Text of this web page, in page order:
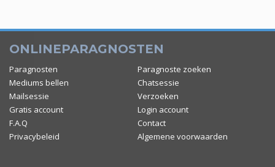
ONLINEPARAGNOSTEN
Paragnosten
Paragnoste zoeken
Mediums bellen
Chatsessie
Mailsessie
Verzoeken
Gratis account
Login account
F.A.Q
Contact
Privacybeleid
Algemene voorwaarden